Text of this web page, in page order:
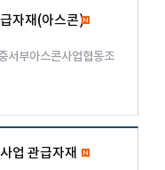
자재(아스콘)
서부아스콘사업협동조
업 관급자재